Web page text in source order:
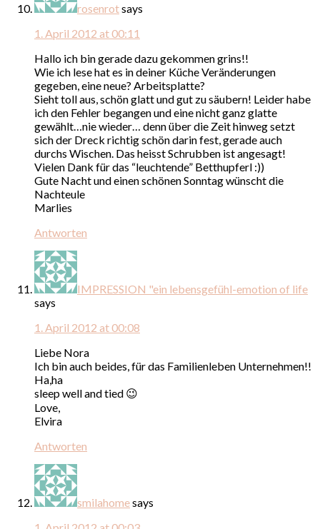
rosenrotsays
1. April 2012 at 00:11
Hallo ich bin gerade dazu gekommen grins!!
Wie ich lese hat es in deiner Küche Veränderungen
gegeben, eine neue? Arbeitsplatte?
Sieht toll aus, schön glatt und gut zu säubern! Leider habe
ich den Fehler begangen und eine nicht ganz glatte
gewählt…nie wieder… denn über die Zeit hinweg setzt
sich der Dreck richtig schön darin fest, gerade auch
durchs Wischen. Das heisst Schrubben ist angesagt!
Vielen Dank für das “leuchtende” Betthupferl :))
Gute Nacht und einen schönen Sonntag wünscht die
Nachteule
Marlies
Antworten
IMPRESSION "ein lebensgefühl-emotion of life
says
1. April 2012 at 00:08
Liebe Nora
Ich bin auch beides, für das Familienleben Unternehmen!!
Ha,ha
sleep well and tied 😉
Love,
Elvira
Antworten
smilahomesays